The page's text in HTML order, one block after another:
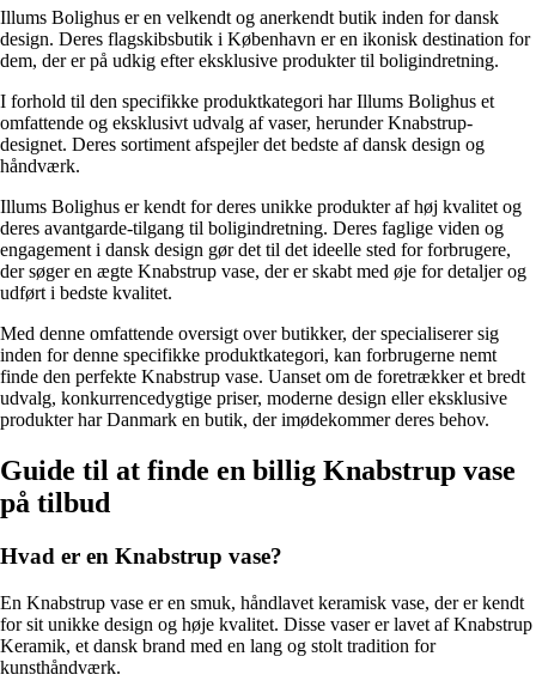
Illums Bolighus er en velkendt og anerkendt butik inden for dansk
design. Deres flagskibsbutik i København er en ikonisk destination for
dem, der er på udkig efter eksklusive produkter til boligindretning.
I forhold til den specifikke produktkategori har Illums Bolighus et
omfattende og eksklusivt udvalg af vaser, herunder Knabstrup-
designet. Deres sortiment afspejler det bedste af dansk design og
håndværk.
Illums Bolighus er kendt for deres unikke produkter af høj kvalitet og
deres avantgarde-tilgang til boligindretning. Deres faglige viden og
engagement i dansk design gør det til det ideelle sted for forbrugere,
der søger en ægte Knabstrup vase, der er skabt med øje for detaljer og
udført i bedste kvalitet.
Med denne omfattende oversigt over butikker, der specialiserer sig
inden for denne specifikke produktkategori, kan forbrugerne nemt
finde den perfekte Knabstrup vase. Uanset om de foretrækker et bredt
udvalg, konkurrencedygtige priser, moderne design eller eksklusive
produkter har Danmark en butik, der imødekommer deres behov.
Guide til at finde en billig Knabstrup vase
på tilbud
Hvad er en Knabstrup vase?
En Knabstrup vase er en smuk, håndlavet keramisk vase, der er kendt
for sit unikke design og høje kvalitet. Disse vaser er lavet af Knabstrup
Keramik, et dansk brand med en lang og stolt tradition for
kunsthåndværk.